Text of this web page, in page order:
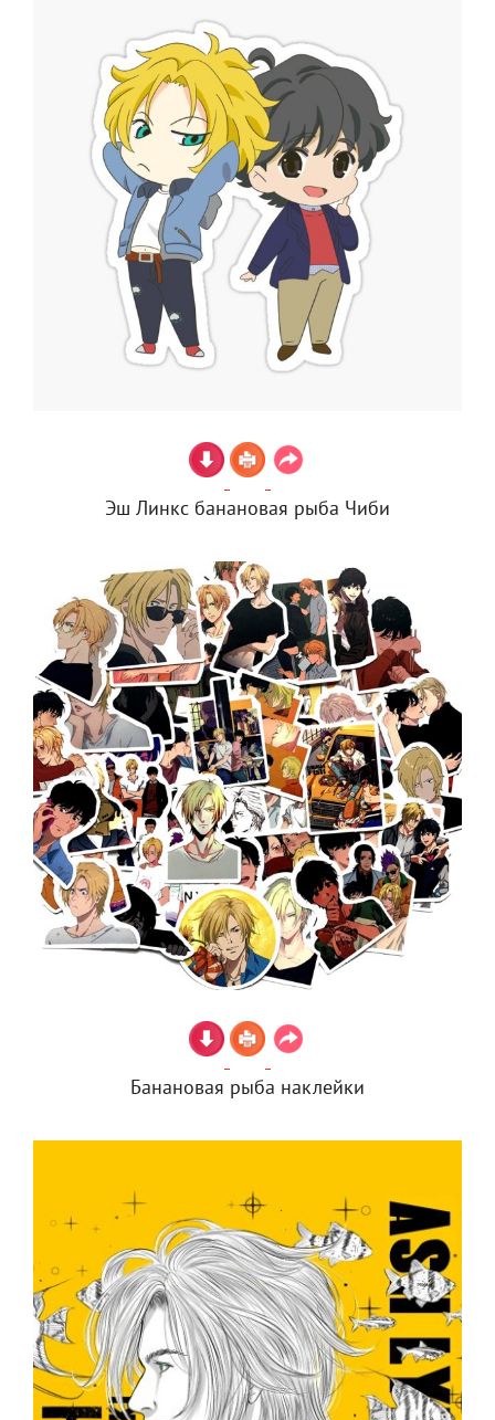
Эш Линкс банановая рыба Чиби
Банановая рыба наклейки